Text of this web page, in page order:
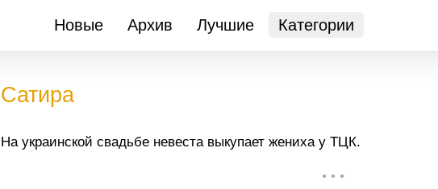
Новые Архив Лучшие Категории
Сатирa
На украинской свадьбе невеста выкупает жениха у ТЦК.
• • •